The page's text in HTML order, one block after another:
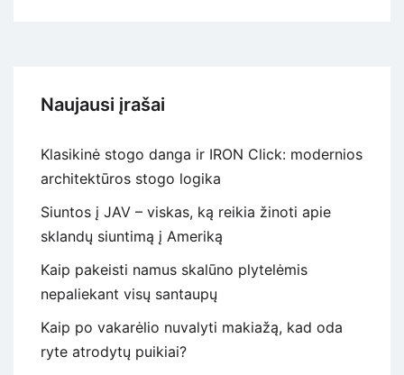
Naujausi įrašai
Klasikinė stogo danga ir IRON Click: modernios
architektūros stogo logika
Siuntos į JAV – viskas, ką reikia žinoti apie
sklandų siuntimą į Ameriką
Kaip pakeisti namus skalūno plytelėmis
nepaliekant visų santaupų
Kaip po vakarėlio nuvalyti makiažą, kad oda
ryte atrodytų puikiai?